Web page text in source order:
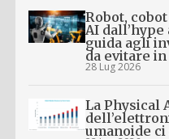
Robot,
AI
guida agli
da evitare
28 Lug 2026
La Physical
umanoide